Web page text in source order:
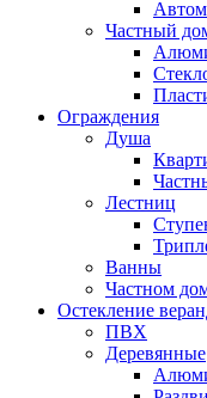
Частный
Ограждения
Душа
Лестниц
Ванны
Частном
Остекление
ПВХ
Деревянные